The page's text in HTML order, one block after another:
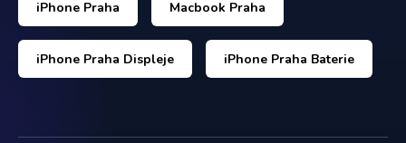
iPhone Praha Macbook Praha
iPhone Praha Displeje iPhone Praha Baterie